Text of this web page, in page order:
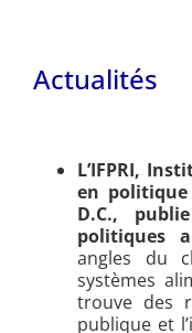
Actualités
L’IFPRI,
en politique
D.C.,
politiques
angles du
systèmes
trouve des
publique et